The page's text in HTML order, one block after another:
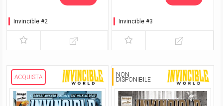
Invincible #2 Invincible #3
ACQUISTA NON
DISPONIBILE